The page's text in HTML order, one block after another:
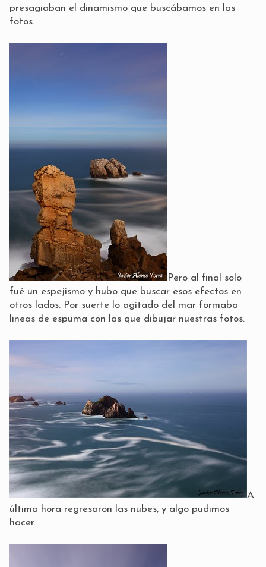
presagiaban el dinamismo que buscábamos en las
fotos.
Pero al final solo
fué un espejismo y hubo que buscar esos efectos en
otros lados. Por suerte lo agitado del mar formaba
lineas de espuma con las que dibujar nuestras fotos.
A
última hora regresaron las nubes, y algo pudimos
hacer.